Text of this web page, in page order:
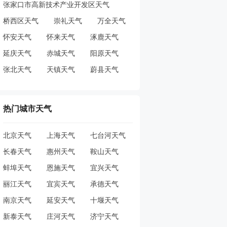
张家口市高新技术产业开发区天气
桥西区天气 崇礼天气 万全天气
怀安天气 怀来天气 涿鹿天气
延庆天气 赤城天气 阳原天气
张北天气 天镇天气 蔚县天气
热门城市天气
北京天气 上海天气 七台河天气
长春天气 惠州天气 鞍山天气
蚌埠天气 恩施天气 宜兴天气
丽江天气 宜宾天气 承德天气
南京天气 延安天气 十堰天气
新泰天气 庄河天气 济宁天气